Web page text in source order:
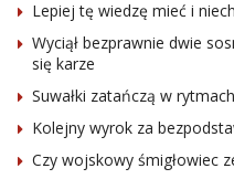
Lepiej tę wiedzę mieć i
Wyciął bezprawnie dwie
się karze
Suwałki zatańczą w
Kolejny wyrok za
Czy wojskowy śmigłowiec